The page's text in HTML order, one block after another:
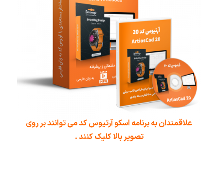
علاقمندان به برنامه اسکو آرتیوس کد می توانند بر روی
تصویر بالا کلیک کنند .